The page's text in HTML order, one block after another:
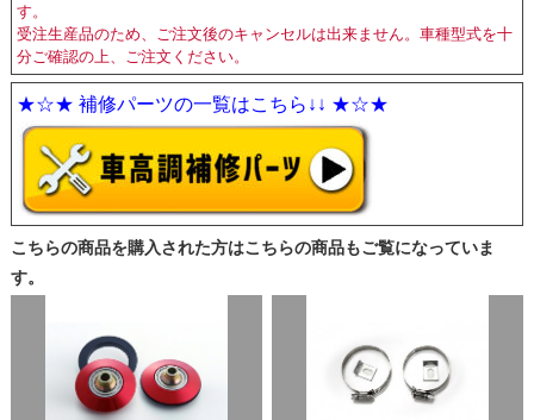
す。
受注生産品のため、ご注文後のキャンセルは出来ません。車種型式を十
分ご確認の上、ご注文ください。
★☆★ 補修パーツの一覧はこちら↓↓ ★☆★
こちらの商品を購入された方はこちらの商品もご覧になっていま
す。